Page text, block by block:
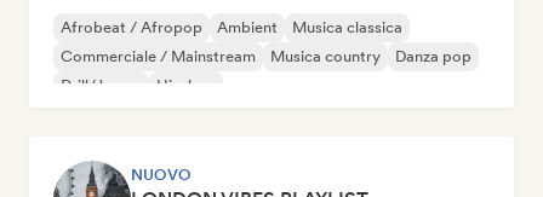
Afrobeat / Afropop Ambient
Musica classica
Commerciale / Mainstream
Musica country
Danza pop
Drill/Jersey
Hip-hop
NUOVO